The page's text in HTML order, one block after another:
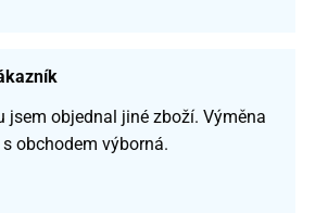
jsem objednal jiné zboží. Výměna
obchodem výborná.